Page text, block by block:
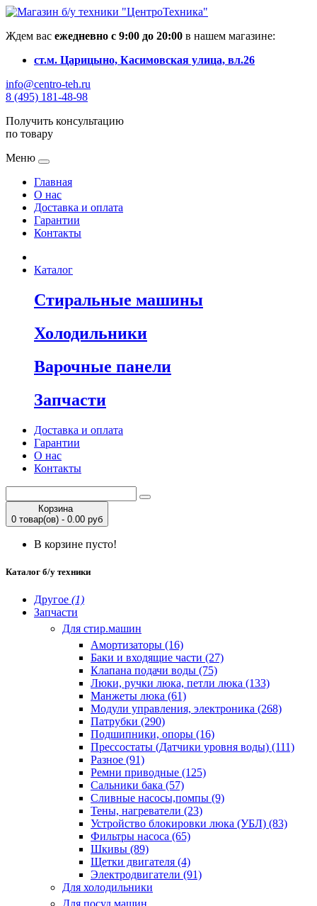
Ждем вас ежедневно с 9:00 до 20:00 в нашем магазине:
ст.м. Царицыно, Касимовская улица, вл.26
info@centro-teh.ru
8 (495) 181-48-98
Получить консультацию
по товару
Меню
Главная
О нас
Доставка и оплата
Гарантии
Контакты
Каталог
Стиральные машины
Холодильники
Варочные панели
Запчасти
Доставка и оплата
Гарантии
О нас
Контакты
Корзина
0 товар(ов) - 0.00 руб
В корзине пусто!
Каталог б/у техники
Другое (1)
Запчасти
Для стир.машин
Амортизаторы (16)
Баки и входящие части (27)
Клапана подачи воды (75)
Люки, ручки люка, петли люка (133)
Манжеты люка (61)
Модули управления, электроника (268)
Патрубки (290)
Подшипники, опоры (16)
Прессостаты (Датчики уровня воды) (111)
Разное (91)
Ремни приводные (125)
Сальники бака (57)
Сливные насосы,помпы (9)
Тены, нагреватели (23)
Устройство блокировки люка (УБЛ) (83)
Фильтры насоса (65)
Шкивы (89)
Щетки двигателя (4)
Электродвигатели (91)
Для холодильники
Для посуд.машин